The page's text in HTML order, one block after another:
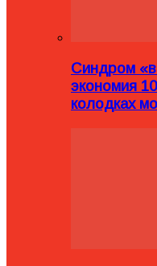
Синдром
экономия
колодках